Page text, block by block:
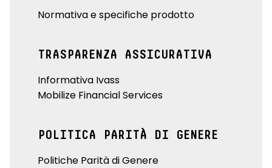
Normativa e specifiche prodotto
TRASPARENZA ASSICURATIVA
Informativa Ivass
Mobilize Financial Services
POLITICA PARITÀ DI GENERE
Politiche Parità di Genere